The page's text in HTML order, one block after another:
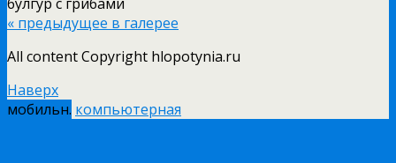
« предыдущее в галерее
All content Copyright hlopotynia.ru
Наверх
мобильн. компьютерная